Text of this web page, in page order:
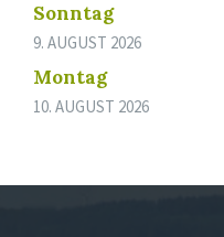
Sonntag
9. AUGUST 2026
Montag
10. AUGUST 2026